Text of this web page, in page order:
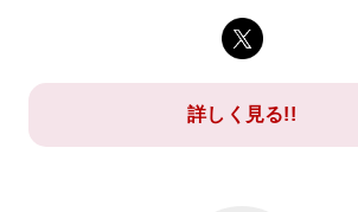
詳しく見る!!